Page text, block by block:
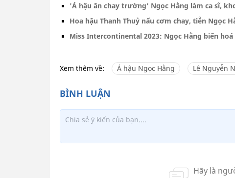
'Á hậu ăn chay trường' Ngọc Hằng làm ca sĩ,
Hoa hậu Thanh Thuỷ nấu cơm chay, tiễn Ngọc
Miss Intercontinental 2023: Ngọc Hằng biến
Xem thêm về: Á hậu Ngọc Hằng Lê Nguyễn